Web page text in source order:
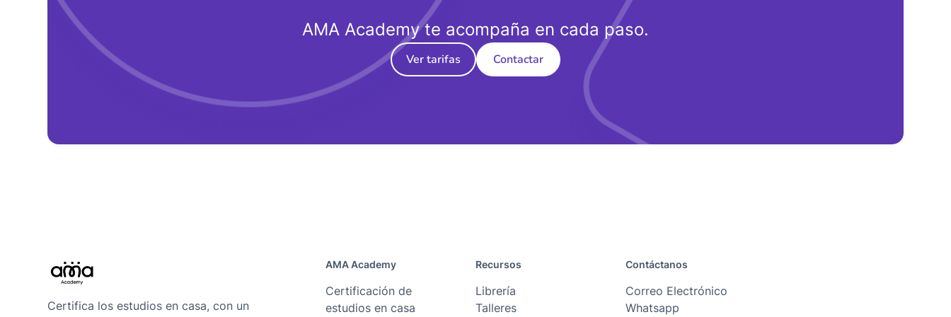
AMA Academy te acompaña en cada paso.
Ver tarifas Contactar
Certifica los estudios en casa, con un
AMA Academy
Certificación de
estudios en casa
Recursos
Librería
Talleres
Contáctanos
Correo Electrónico
Whatsapp